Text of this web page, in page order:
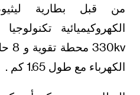
من قبل بطارية
الكهروكيميائية
الكهرباء مع طول 1.65 كم .